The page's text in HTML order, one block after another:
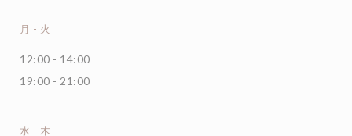
月 - 火
12:00 - 14:00
19:00 - 21:00
水 - 木